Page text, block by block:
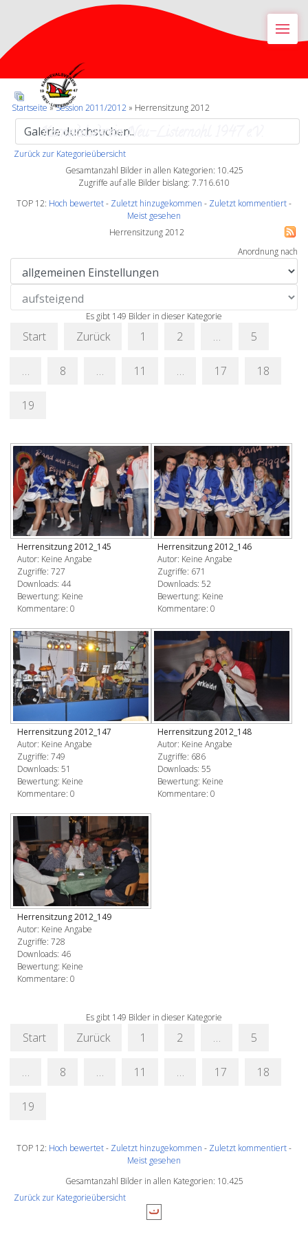
Karnevalsverein Neu-Listernohl 1947 e.V.
Startseite»Session 2011/2012 » Herrensitzung 2012
Zurück zur Kategorieübersicht
Gesamtanzahl Bilder in allen Kategorien: 10.425
Zugriffe auf alle Bilder bislang: 7.716.610
TOP 12: Hoch bewertet- Zuletzt hinzugekommen - Zuletzt kommentiert-
Meist gesehen
Herrensitzung 2012
Anordnung nach
Es gibt 149 Bilder in dieser Kategorie
Start Zurück 1 2 … 5
… 8 … 11 … 17 18
19
Herrensitzung 2012_145
Autor: Keine Angabe
Zugriffe: 727
Downloads: 44
Bewertung: Keine
Kommentare: 0
Herrensitzung 2012_146
Autor: Keine Angabe
Zugriffe: 671
Downloads: 52
Bewertung: Keine
Kommentare: 0
Herrensitzung 2012_147
Autor: Keine Angabe
Zugriffe: 749
Downloads: 51
Bewertung: Keine
Kommentare: 0
Herrensitzung 2012_148
Autor: Keine Angabe
Zugriffe: 686
Downloads: 55
Bewertung: Keine
Kommentare: 0
Herrensitzung 2012_149
Autor: Keine Angabe
Zugriffe: 728
Downloads: 46
Bewertung: Keine
Kommentare: 0
Es gibt 149 Bilder in dieser Kategorie
Start Zurück 1 2 … 5
… 8 … 11 … 17 18
19
TOP 12: Hoch bewertet- Zuletzt hinzugekommen - Zuletzt kommentiert-
Meist gesehen
Gesamtanzahl Bilder in allen Kategorien: 10.425
Zurück zur Kategorieübersicht